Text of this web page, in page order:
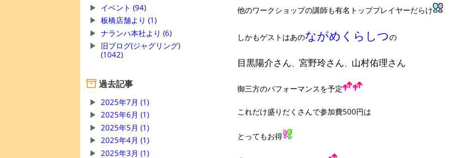
イベント (94)
板橋店舗より (1)
ナランハ本社より (6)
旧ブログ(ジャグリング)
(1042)
過去記事
2025年7月 (1)
2025年6月 (1)
2025年5月 (1)
2025年4月 (1)
2025年3月 (1)
他のワークショップの講師も有名トッププレイヤーだらけ
しかもゲストはあのながめくらしつの
目黒陽介さん 宮野玲さん 山村佑理さん
御三方のパフォーマンスを予定
これだけ盛りだくさんで参加費500円は
とってもお得